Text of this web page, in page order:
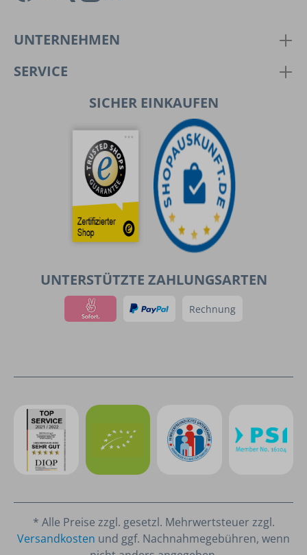
UNTERNEHMEN
SERVICE
SICHER EINKAUFEN
UNTERSTÜTZTE ZAHLUNGSARTEN
Rechnung
* Alle Preise zzgl. gesetzl. Mehrwertsteuer zzgl.
Versandkosten und ggf. Nachnahmegebühren, wenn